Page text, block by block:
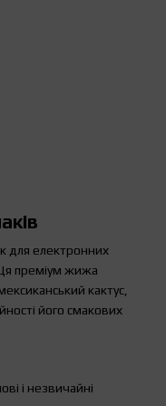
для електронних
Ця преміум жижа
кактус,
його смакових
і незвичайні